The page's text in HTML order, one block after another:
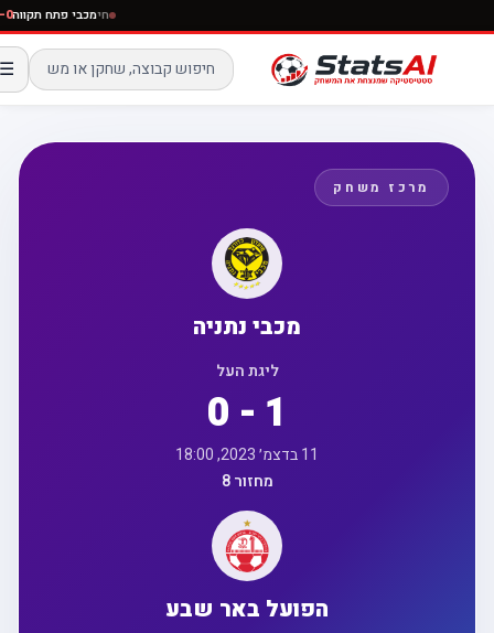
חימכבי פתח
☰
מרכז משחק
מכבי נתניה
ליגת העל
0 - 1
מחזור 8
הפועל באר שבע